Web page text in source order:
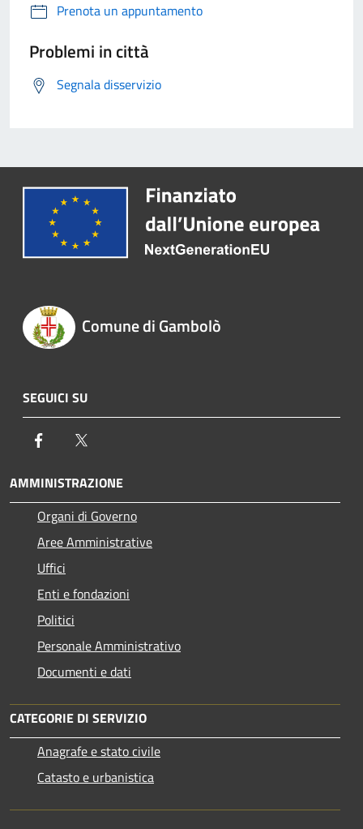
Prenota un appuntamento
Problemi in città
Segnala disservizio
Comune di Gambolò
SEGUICI SU
Facebook
AMMINISTRAZIONE
Organi di Governo
Aree Amministrative
Uffici
Enti e fondazioni
Politici
Personale Amministrativo
Documenti e dati
CATEGORIE DI SERVIZIO
Anagrafe e stato civile
Catasto e urbanistica